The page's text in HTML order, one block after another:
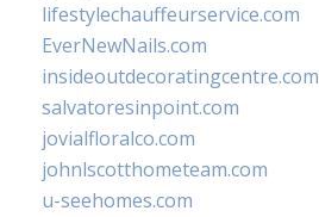
lifestylechauffeurservice.com
EverNewNails.com
insideoutdecoratingcentre.com
salvatoresinpoint.com
jovialfloralco.com
johnlscotthometeam.com
u-seehomes.com